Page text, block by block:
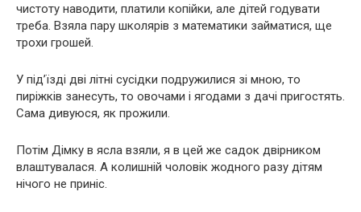
чистоту наводити, платили копійки, але дітей годувати
треба. Взяла пару школярів з математики займатися, ще
трохи грошей.
У під’їзді дві літні сусідки подружилися зі мною, то
пиріжків занесуть, то овочами і ягодами з дачі пригостять.
Сама дивуюся, як прожили.
Потім Дімку в ясла взяли, я в цей же садок двірником
влаштувалася. А колишній чоловік жодного разу дітям
нічого не приніс.